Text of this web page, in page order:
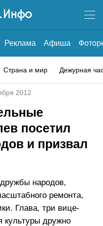
Реклама Афиша
Страна и мир Дежурная
2012
посетил
и призвал
народов,
ремонта,
Глава, три вице-
культуры дружно